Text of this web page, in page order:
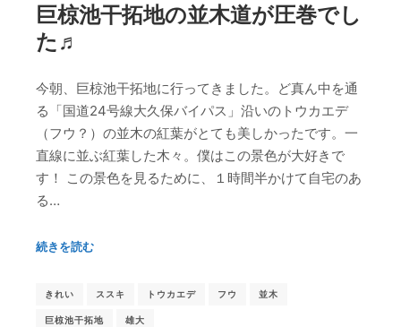
巨椋池干拓地の並木道が圧巻でし
た♬
今朝、巨椋池干拓地に行ってきました。ど真ん中を通
る「国道24号線大久保バイパス」沿いのトウカエデ
（フウ？）の並木の紅葉がとても美しかったです。一
直線に並ぶ紅葉した木々。僕はこの景色が大好きで
す！ この景色を見るために、１時間半かけて自宅のあ
る…
続きを読む
きれい ススキ トウカエデ フウ 並木
巨椋池干拓地 雄大